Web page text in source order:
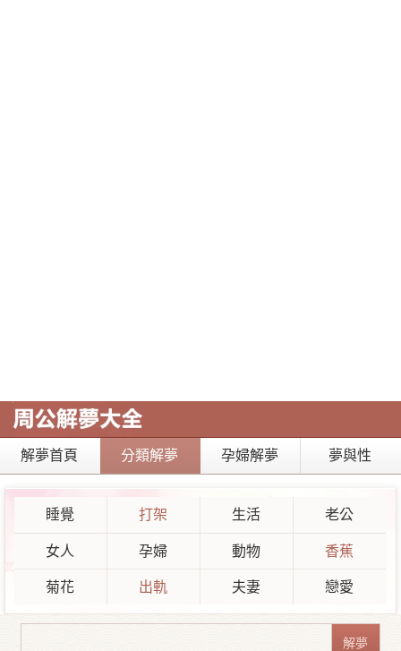
解夢首頁 分類解夢 孕婦解夢 夢與性
睡覺 打架 生活 老公
女人 孕婦 動物 香蕉
菊花 出軌 夫妻 戀愛